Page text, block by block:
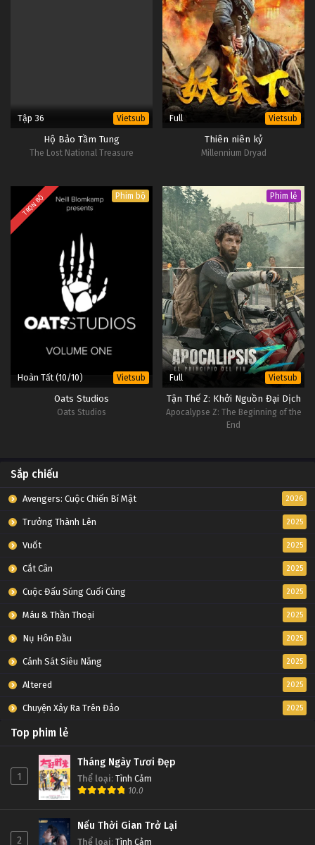
Tập 36 Vietsub
Hộ Bảo Tầm Tung
The Lost National Treasure
Full Vietsub
Thiên niên kỷ
Millennium Dryad
TRỌN BỘ Phim bộ
Hoàn Tất (10/10) Vietsub
Oats Studios
Oats Studios
Phim lẻ
Full Vietsub
Tận Thế Z: Khởi Nguồn Đại Dịch
Apocalypse Z: The Beginning of the
End
Sắp chiếu
Avengers: Cuộc Chiến Bí Mật 2026
Trưởng Thành Lên 2025
Vuốt 2025
Cắt Cân 2025
Cuộc Đấu Súng Cuối Cùng 2025
Máu & Thần Thoại 2025
Nụ Hôn Đầu 2025
Cảnh Sát Siêu Năng 2025
Altered 2025
Chuyện Xảy Ra Trên Đảo 2025
Top phim lẻ
1
Tháng Ngày Tươi Đẹp
Thể loại: Tình Cảm
10.0
2
Nếu Thời Gian Trở Lại
Thể loại: Tình Cảm